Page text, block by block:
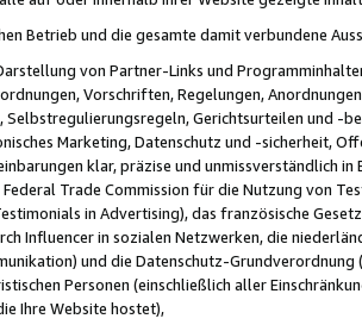
Betrieb und die gesamte damit verbundene
von Partner-Links und
Vorschriften, Regelungen,
Selbstregulierungsregeln, Gerichtsurteilen und -
Marketing, Datenschutz und -sicherheit,
klar, präzise und unmissverständlich
Trade Commission für die Nutzung von
in Advertising), das französische
Influencer in sozialen Netzwerken, die
und die Datenschutz-
Personen (einschließlich aller
Ihre Website hostet),